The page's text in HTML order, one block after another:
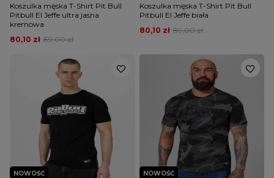
Koszulka męska T-Shirt Pit Bull
Pitbull El Jeffe ultra jasna
kremowa
89,00 zł
80,10 zł
Koszulka męska T-Shirt Pit Bull
Pitbull El Jeffe biała
89,00 zł
80,10 zł
NOWOŚĆ NOWOŚĆ